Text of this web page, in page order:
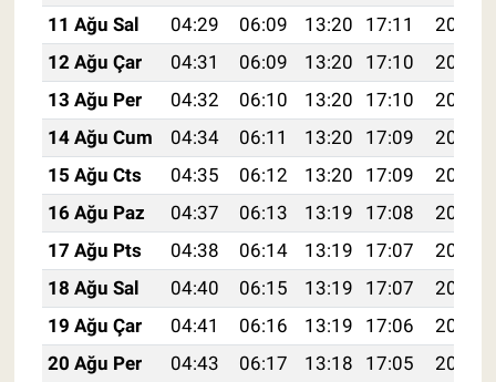
11 Ağu Sal
04:29 06:09 13:20 17:11
20:22
12 Ağu Çar
04:31 06:09 13:20 17:10
20:21
13 Ağu Per
04:32 06:10 13:20 17:10
20:19
14 Ağu Cum
04:34 06:11 13:20 17:09
20:18
15 Ağu Cts
04:35 06:12 13:20 17:09
20:17
16 Ağu Paz
04:37 06:13 13:19 17:08
20:15
17 Ağu Pts
04:38 06:14 13:19 17:07
20:14
18 Ağu Sal
04:40 06:15 13:19 17:07
20:12
19 Ağu Çar
04:41 06:16 13:19 17:06
20:11
20 Ağu Per
04:43 06:17 13:18 17:05
20:10